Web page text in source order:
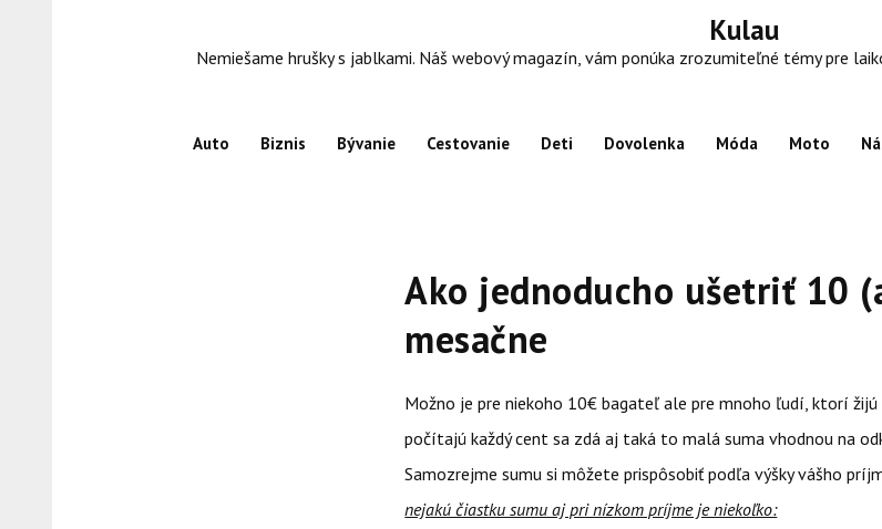
Kulau
Nemiešame hrušky s jablkami. Náš webový magazín, vám ponúka zrozumiteľné témy pre
Auto Biznis Bývanie Cestovanie Deti Dovolenka Móda Moto
Ako jednoducho ušetriť 10
mesačne
Možno je pre niekoho 10€ bagateľ ale pre mnoho ľudí, ktorí
počítajú každý cent sa zdá aj taká to malá suma vhodnou na
Samozrejme sumu si môžete prispôsobiť podľa výšky vášho
nejakú čiastku sumu aj pri nízkom príjme je niekoľko: